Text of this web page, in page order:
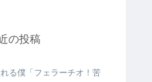
の投稿
る僕「フェラーチオ！苦